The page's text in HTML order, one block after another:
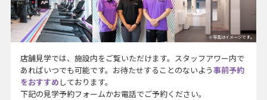
※写真はイメージです。
店舗見学では、施設内をご覧いただけます。スタッフアワー内で
あればいつでも可能です。お待たせすることのないよう事前予約
をおすすめ しております。
下記の見学予約フォームかお電話でご予約ください。